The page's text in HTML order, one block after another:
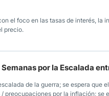
el foco en las tasas de interés, la
precio.
por la Escalada
de la guerra; se espera que
por la inflación; se